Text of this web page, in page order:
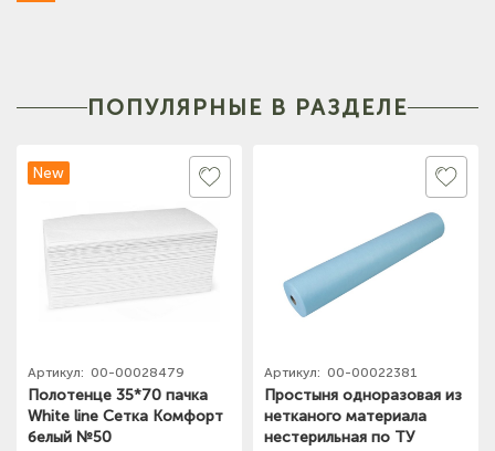
ПОПУЛЯРНЫЕ В РАЗДЕЛЕ
New
Артикул: 00-00028479
Полотенце 35*70 пачка
White line Сетка Комфорт
белый №50
Артикул: 00-00022381
Простыня одноразовая из
нетканого материала
нестерильная по ТУ